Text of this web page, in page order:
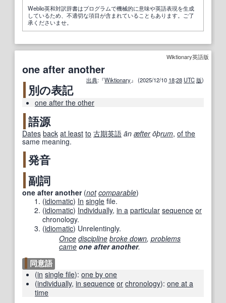
Weblio英和対訳辞書はプログラムで機械的に意味や英語表現を生成
しているため、不適切な項目が含まれていることもあります。ご了
承くださいませ。
Wiktionary英語版
one after another
出典:『Wiktionary』 (2025/12/10 18:28 UTC 版)
別の表記
one after the other
語源
Dates back at least to 古期英語 ān æfterōþrum, of the
same meaning.
発音
副詞
one after another(not comparable)
(idiomatic) In single file.
(idiomatic) Individually, in a particular sequence or
chronology.
(idiomatic) Unrelentingly.
Once discipline broke down, problems
came one after another.
同意語
(in single file): one by one
(individually, in sequence or chronology): one at a
time